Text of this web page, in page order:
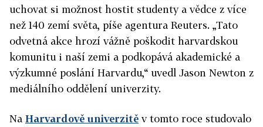
uchovat si možnost hostit studenty a vědce z více
než 140 zemí světa, píše agentura Reuters. „Tato
odvetná akce hrozí vážně poškodit harvardskou
komunitu i naší zemi a podkopává akademické a
výzkumné poslání Harvardu,“ uvedl Jason Newton z
mediálního oddělení univerzity.
Na Harvardově univerzitě v tomto roce studovalo